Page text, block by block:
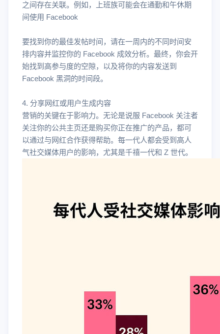
之间存在关联。例如，上班族可能会在通勤和午休期
间使用 Facebook
要找到你的最佳发帖时间，请在一周内的不同时间安
排内容并监控你的 Facebook 成效分析。最终，你会开
始找到高参与度的空隙，以及将你的内容发送到
Facebook 黑洞的时间段。
4. 分享网红或用户生成内容
营销的关键在于影响力。无论是说服 Facebook 关注者
关注你的公共主页还是购买你正在推广的产品，都可
以通过与网红合作获得帮助。每一代人都会受到高人
气社交媒体用户的影响，尤其是千禧一代和 Z 世代。